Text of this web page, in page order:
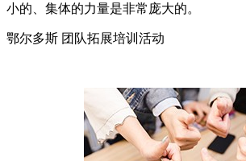
小的、集体的力量是非常庞大的。
鄂尔多斯 团队拓展培训活动